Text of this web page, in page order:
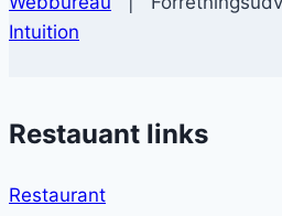
Intuition
Restauant links
Restaurant